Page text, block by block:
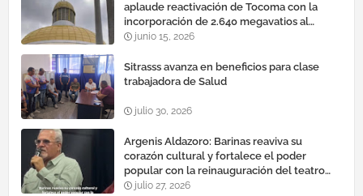
aplaude reactivación de Tocoma con la
incorporación de 2.640 megavatios al
sistema eléctrico nacional
junio 15, 2026
Sitrasss avanza en beneficios para clase
trabajadora de Salud
julio 30, 2026
Argenis Aldazoro: Barinas reaviva su
corazón cultural y fortalece el poder
popular con la reinauguración del teatro
esteban ruiz guevara
julio 27, 2026